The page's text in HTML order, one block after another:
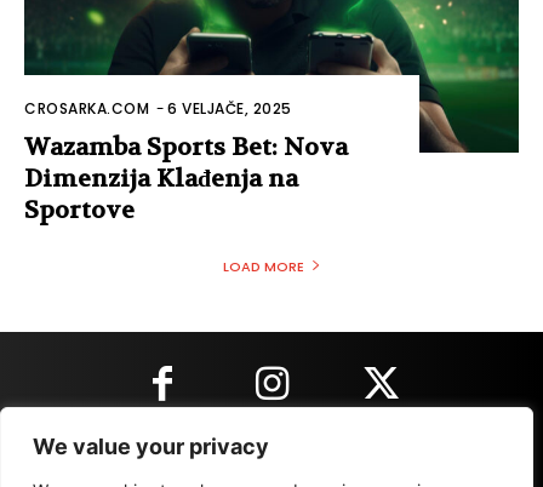
We value your privacy
CROSARKA.COM -6 VELJAČE, 2025
Wazamba Sports Bet: Nova
Dimenzija Klađenja na
Sportove
LOAD MORE
KONTAKT INFORMACIJE